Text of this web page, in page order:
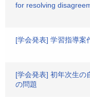
for resolving
[学会発表] 学習指導案
[学会発表] 初年次生の
の問題